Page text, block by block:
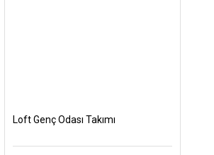
Loft Genç Odası Takımı